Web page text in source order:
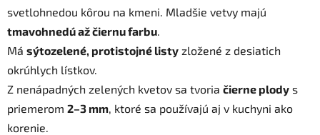
svetlohnedou kôrou na kmeni. Mladšie vetvy majú
tmavohnedú až čiernu farbu
Má sýtozelené, protistojné listy zložené z desiatich
okrúhlych lístkov.
Z nenápadných zelených kvetov sa tvoria čierne plody s
priemerom 2–3 mm , ktoré sa používajú aj v kuchyni ako
korenie.